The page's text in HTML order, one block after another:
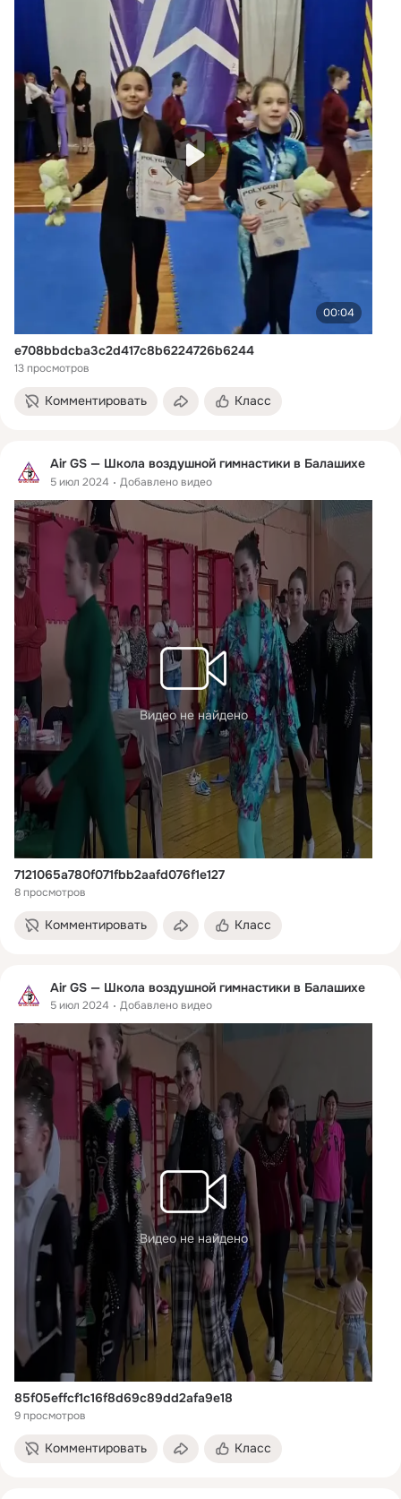
00:04
e708bbdcba3c2d417c8b6224726b6244
13 просмотров
Комментировать Класс
Air GS — Школа воздушной гимнастики в Балашихе
5 июл 2024 Добавлено видео
Видео не найдено
7121065a780f071fbb2aafd076f1e127
8 просмотров
Комментировать Класс
Air GS — Школа воздушной гимнастики в Балашихе
5 июл 2024 Добавлено видео
Видео не найдено
85f05effcf1c16f8d69c89dd2afa9e18
9 просмотров
Комментировать Класс